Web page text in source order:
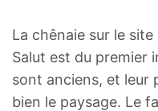
La chênaie sur le
Salut est du premier
sont anciens, et leur
bien le paysage. Le